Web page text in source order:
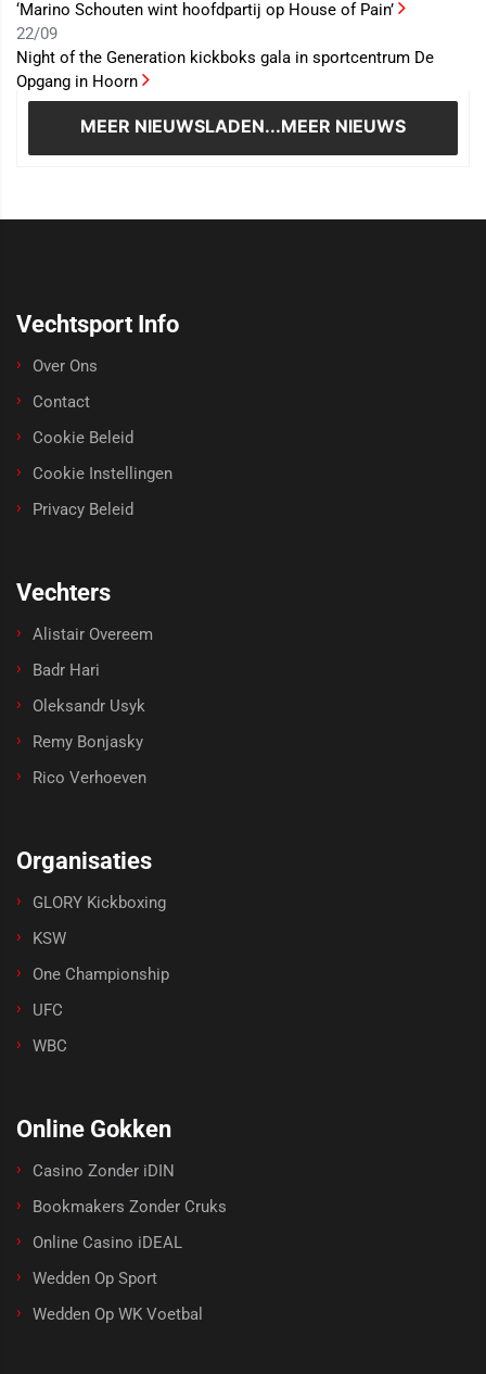
‘Marino Schouten wint hoofdpartij op House of Pain’
22/09
Night of the Generation kickboks gala in sportcentrum De
Opgang in Hoorn
MEER NIEUWSLADEN...MEER NIEUWS
Vechtsport Info
Over Ons
Contact
Cookie Beleid
Cookie Instellingen
Privacy Beleid
Vechters
Alistair Overeem
Badr Hari
Oleksandr Usyk
Remy Bonjasky
Rico Verhoeven
Organisaties
GLORY Kickboxing
KSW
One Championship
UFC
WBC
Online Gokken
Casino Zonder iDIN
Bookmakers Zonder Cruks
Online Casino iDEAL
Wedden Op Sport
Wedden Op WK Voetbal